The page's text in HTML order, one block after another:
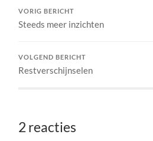
VORIG BERICHT
Steeds meer inzichten
VOLGEND BERICHT
Restverschijnselen
2 reacties